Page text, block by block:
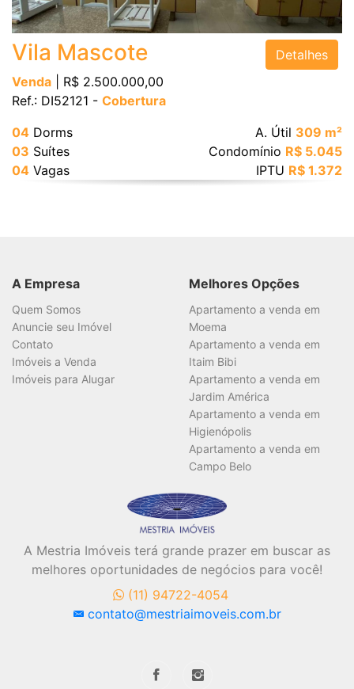
Vila Mascote
Venda | R$ 2.500.000,00
Ref.: DI52121 - Cobertura
Detalhes
04 Dorms
03 Suítes
04 Vagas
A. Útil 309 m²
Condomínio R$ 5.045
IPTU R$ 1.372
Valor
Dormitórios
Vagas
Área Útil (m²)
BUSCAR
A Empresa
Quem Somos
Anuncie seu Imóvel
Contato
Imóveis a Venda
Imóveis para Alugar
Melhores Opções
Apartamento a venda em
Moema
Apartamento a venda em
Itaim Bibi
Apartamento a venda em
Jardim América
Apartamento a venda em
Higienópolis
Apartamento a venda em
Campo Belo
A Mestria Imóveis terá grande prazer em buscar as
melhores oportunidades de negócios para você!
(11) 94722-4054
contato@mestriaimoveis.com.br